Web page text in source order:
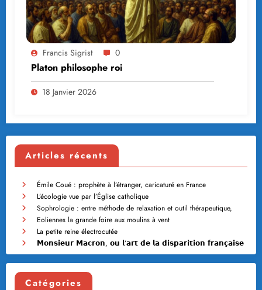
Francis Sigrist 0
Platon philosophe roi
18 Janvier 2026
Articles récents
Émile Coué : prophète à l’étranger, caricaturé en France
L’écologie vue par l’Église catholique
Sophrologie : entre méthode de relaxation et outil thérapeutique,
Eoliennes la grande foire aux moulins à vent
La petite reine électrocutée
𝗠𝗼𝗻𝘀𝗶𝗲𝘂𝗿 𝗠𝗮𝗰𝗿𝗼𝗻, 𝗼𝘂 𝗹’𝗮𝗿𝘁 𝗱𝗲 𝗹𝗮 𝗱𝗶𝘀𝗽𝗮𝗿𝗶𝘁𝗶𝗼𝗻 𝗳𝗿𝗮𝗻𝗰̧𝗮𝗶𝘀𝗲
Catégories